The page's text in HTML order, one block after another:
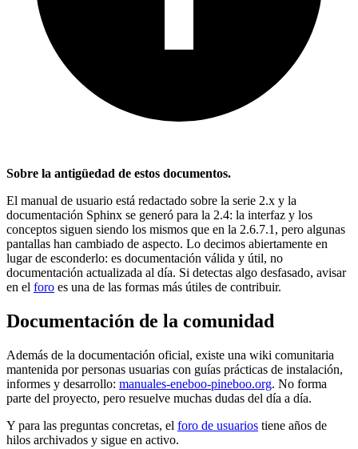
Sobre la antigüedad de estos documentos.
El manual de usuario está redactado sobre la serie 2.x y la
documentación Sphinx se generó para la 2.4: la interfaz y los
conceptos siguen siendo los mismos que en la 2.6.7.1, pero algunas
pantallas han cambiado de aspecto. Lo decimos abiertamente en
lugar de esconderlo: es documentación válida y útil, no
documentación actualizada al día. Si detectas algo desfasado, avisar
en el foro es una de las formas más útiles de contribuir.
Documentación de la comunidad
Además de la documentación oficial, existe una wiki comunitaria
mantenida por personas usuarias con guías prácticas de instalación,
informes y desarrollo: manuales-eneboo-pineboo.org. No forma
parte del proyecto, pero resuelve muchas dudas del día a día.
Y para las preguntas concretas, el foro de usuarios tiene años de
hilos archivados y sigue en activo.